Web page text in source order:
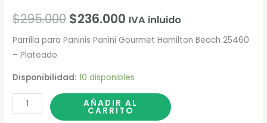
$295.000 $236.000 IVA inluido
Parrilla para Paninis Panini Gourmet Hamilton Beach 25460
– Plateado
Disponibilidad: 10 disponibles
AÑADIR AL
CARRITO